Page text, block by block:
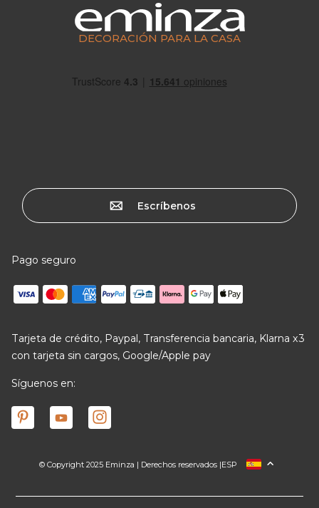
DECORACIÓN PARA LA CASA
Escríbenos
Pago seguro
Tarjeta de crédito, Paypal, Transferencia bancaria, Klarna x3
con tarjeta sin cargos, Google/Apple pay
Síguenos en:
© Copyright 2025 Eminza | Derechos reservados |
FRANCIAESP